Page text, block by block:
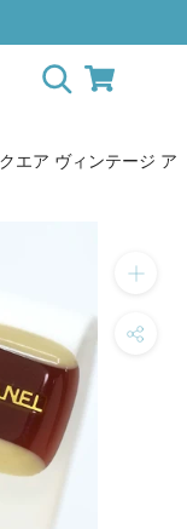
エア ヴィンテージ ア